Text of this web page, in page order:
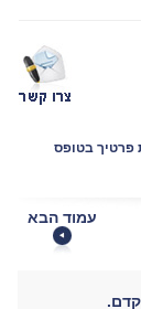
פרטיך בטופס
עמוד הבא